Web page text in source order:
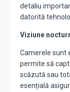
detaliu
datorită
Viziune
Camerele sunt
permite să
scăzută sau
esențială